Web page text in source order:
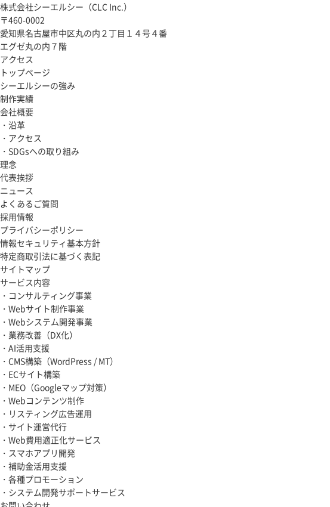
株式会社シーエルシー（CLC Inc.）
〒460-0002
愛知県名古屋市中区丸の内２丁目１４号４番
エグゼ丸の内７階
アクセス
トップページ
シーエルシーの強み
制作実績
会社概要
・沿革
・アクセス
・SDGsへの取り組み
理念
代表挨拶
ニュース
よくあるご質問
採用情報
プライバシーポリシー
情報セキュリティ基本方針
特定商取引法に基づく表記
サイトマップ
サービス内容
・コンサルティング事業
・Webサイト制作事業
・Webシステム開発事業
・業務改善（DX化）
・AI活用支援
・CMS構築（WordPress / MT）
・ECサイト構築
・MEO（Googleマップ対策）
・Webコンテンツ制作
・リスティング広告運用
・サイト運営代行
・Web費用適正化サービス
・スマホアプリ開発
・補助金活用支援
・各種プロモーション
・システム開発サポートサービス